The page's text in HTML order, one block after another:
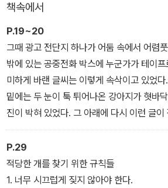
열한 살 조지나가 기상천외한 집 구하기 프
로, ‘가난과 부서진 가족’이라는 현실적인 주
바바라 오코너 특유의 유쾌함으로 포장한
일러스트로 새롭게 표지를 단장한 작품은 청
기의 즐거움을 선사하며, 가족의 의미와 책
할 기회를 열어줄 것이다.
책속에서
P.19~20
그때 광고 전단지 하나가 어둠 속에서 어렴
밖에 있는 공중전화 박스에 누군가가 테이
미하게 바랜 글씨는 이렇게 속삭이고 있었
밑에는 두 눈이 툭 튀어나온 강아지가 혓바
진이 박혀 있었다. 그 아래에 다시 이런 글이
‘저를 보신 적이 있나요? 제 이름은 미스티예
500달러라니! 세상에 어떤 사람이 저까짓
러나 쓴단 말이야?
“엄마?”
P.29
적당한 개를 찾기 위한 규칙들
1. 너무 시끄럽게 짖지 않아야 한다.